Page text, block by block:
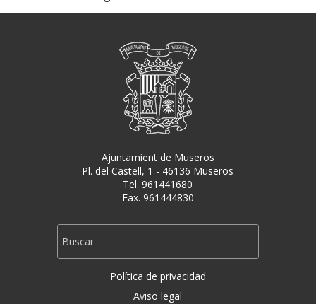
Ajuntamient de Museros
Pl. del Castell, 1 - 46136 Museros
Tel. 961441680
Fax. 961444830
Política de privacidad
Aviso legal